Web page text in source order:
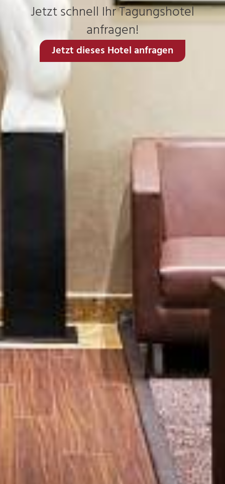
Jetzt schnell Ihr Tagungshotel
anfragen!
Jetzt dieses Hotel anfragen